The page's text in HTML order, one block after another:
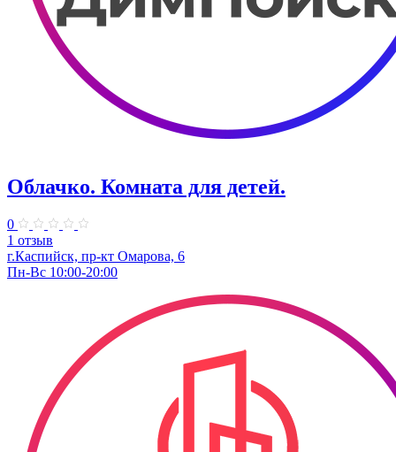
Облачко. Комната для детей.
0
1 отзыв
г.Каспийск, пр-кт Омарова, 6
Пн-Вс 10:00-20:00